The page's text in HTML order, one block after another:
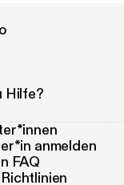
Hilfe?
anmelden
FAQ